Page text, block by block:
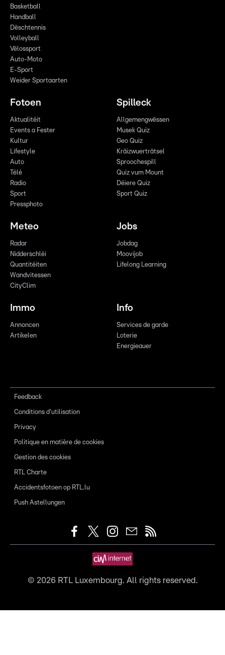
Basketball
Handball
Dëschtennis
Volleyball
Vëlossport
Auto-Moto
E-Sport
Weider Sportaarten
Fotoen
Aktualitéit
Events a Fester
Kultur
Lifestyle
Auto
Télé
Radio
Sport
Pressphoto
Spilleck
Allgemengwëssen
Musek Quiz
Geo Quiz
Kräizwuerträtsel
Sproochespill
Quiz vum Mount
Déiere Quiz
Sport Quiz
Meteo
Radar
Nidderschléi
Quantitéiten
Wandvitessen
CityClim
Jobs
Jobdag
Moovijob
Lifelong Learning
Immo
Annoncen
Artikelen
Info
Services de garde
Loterie
Energieauer
Feedback
Conditions d'utilisation
Privacy
Politique en matière de cookies
Gestion des cookies
RTL Charte
Accidentsfotoen op RTL.lu
Push Astellungen
© 2026RTL Luxembourg. All rights reserved.